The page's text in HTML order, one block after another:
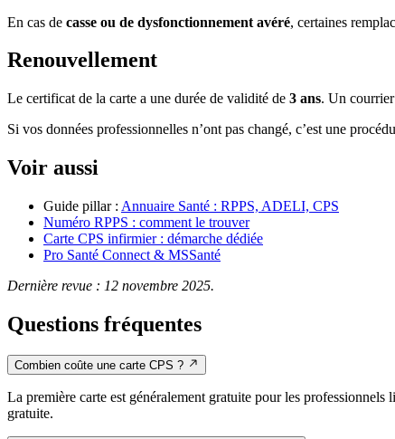
En cas de casse ou de dysfonctionnement avéré, certaines
Renouvellement
Le certificat de la carte a une durée de validité de 3 ans. Un
Si vos données professionnelles n’ont pas changé, c’est une
Voir aussi
Guide pillar : Annuaire Santé : RPPS, ADELI, CPS
Numéro RPPS : comment le trouver
Carte CPS infirmier : démarche dédiée
Pro Santé Connect & MSSanté
Dernière revue : 12 novembre 2025.
Questions fréquentes
Combien coûte une carte CPS ?
La première carte est généralement gratuite pour les
gratuite.